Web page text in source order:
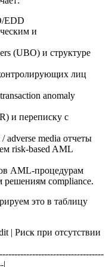
EDD
и
(UBO) и структуре
лиц
anomaly
и переписку с
adverse media отчеты
risk-based AML
AML-процедурам
решениям compliance.
это в таблицу
| Риск при отсутствии
|